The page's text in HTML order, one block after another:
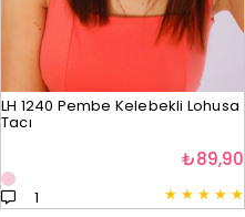
LH 1240 Pembe Kelebekli Lohusa
Tacı
★ ★ ★ ★ ★
1
₺89,90